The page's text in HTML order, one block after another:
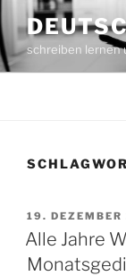
Zum
Inhalt
springenschreiben lernen
AM
19.
Alle Jahre